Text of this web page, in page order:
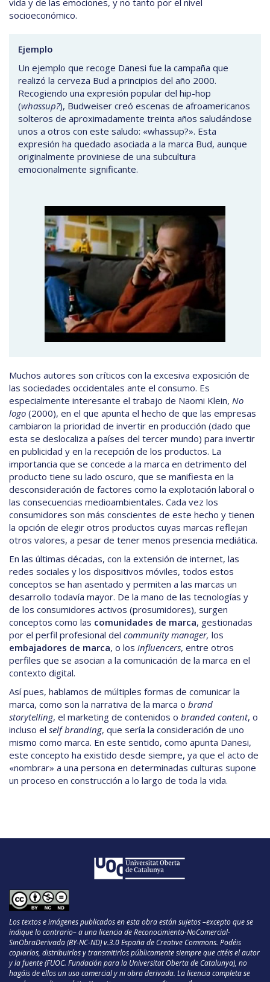
vida y de las emociones, y no tanto por el nivel
socioeconómico.
Ejemplo
Un ejemplo que recoge Danesi fue la campaña que
realizó la cerveza Bud a principios del año 2000.
Recogiendo una expresión popular del hip-hop
(whassup?), Budweiser creó escenas de afroamericanos
solteros de aproximadamente treinta años saludándose
unos a otros con este saludo: «whassup?». Esta
expresión ha quedado asociada a la marca Bud, aunque
originalmente proviniese de una subcultura
emocionalmente significante.
Muchos autores son críticos con la excesiva exposición de
las sociedades occidentales ante el consumo. Es
especialmente interesante el trabajo de Naomi Klein, No
logo (2000), en el que apunta el hecho de que las empresas
cambiaron la prioridad de invertir en producción (dado que
esta se deslocaliza a países del tercer mundo) para invertir
en publicidad y en la recepción de los productos. La
importancia que se concede a la marca en detrimento del
producto tiene su lado oscuro, que se manifiesta en la
desconsideración de factores como la explotación laboral o
las consecuencias medioambientales. Cada vez los
consumidores son más conscientes de este hecho y tienen
la opción de elegir otros productos cuyas marcas reflejan
otros valores, a pesar de tener menos presencia mediática.
En las últimas décadas, con la extensión de internet, las
redes sociales y los dispositivos móviles, todos estos
conceptos se han asentado y permiten a las marcas un
desarrollo todavía mayor. De la mano de las tecnologías y
de los consumidores activos (prosumidores), surgen
conceptos como las comunidades de marca, gestionadas
por el perfil profesional del community manager, los
embajadores de marca, o los influencers, entre otros
perfiles que se asocian a la comunicación de la marca en el
contexto digital.
Así pues, hablamos de múltiples formas de comunicar la
marca, como son la narrativa de la marca o brand
storytelling, el marketing de contenidos o branded content, o
incluso el self branding, que sería la consideración de uno
mismo como marca. En este sentido, como apunta Danesi,
este concepto ha existido desde siempre, ya que el acto de
«nombrar» a una persona en determinadas culturas supone
un proceso en construcción a lo largo de toda la vida.
Los textos e imágenes publicados en esta obra están sujetos –excepto que se
indique lo contrario– a una licencia de Reconocimiento-NoComercial-
SinObraDerivada (BY-NC-ND) v.3.0 España de Creative Commons. Podéis
copiarlos, distribuirlos y transmitirlos públicamente siempre que citéis el autor
y la fuente (FUOC. Fundación para la Universitat Oberta de Catalunya), no
hagáis de ellos un uso comercial y ni obra derivada. La licencia completa se